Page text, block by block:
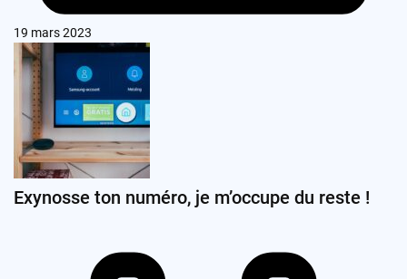
19 mars 2023
Exynosse ton numéro, je m’occupe du reste !